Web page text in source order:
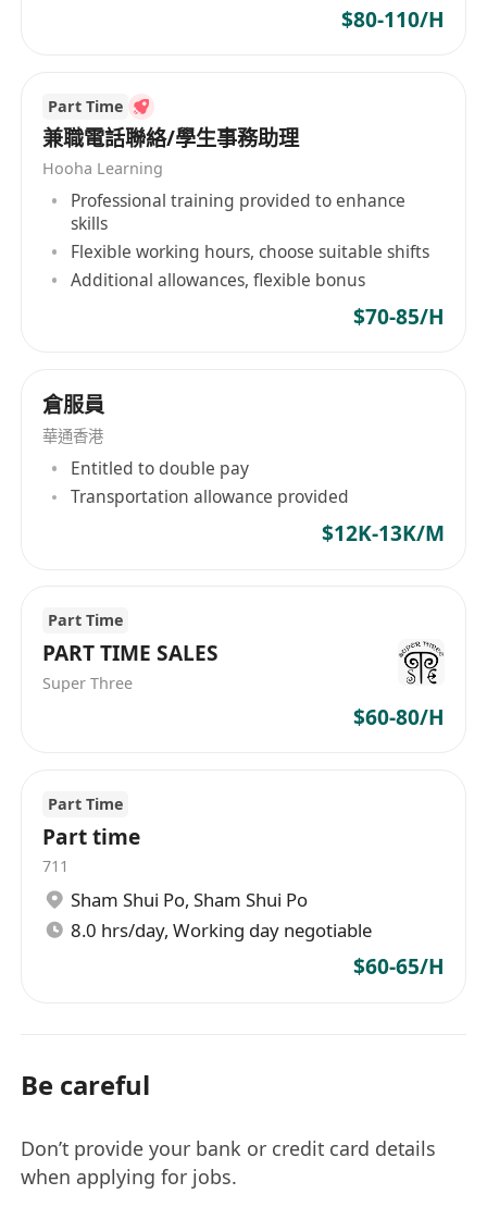
• 熱情接待顧客，提供專業的穿搭建議
績效指標
• 確保店鋪陳列美觀、貨品充足、擺放有序，營造舒
適購物環境
• 積極參與店鋪促銷活動推廣，提升品牌影響力及店
舖銷售額 要求：
• 中五或以上程度
• 對銷售工作充滿熱情，具備強烈的服務意識與銷售
• 能操流利廣東話， 略懂普通話及英語者優先考慮
• 有銷售相關工作經驗者優先
查詢及申請辦法： 請 whatsapp******
(申請人提供之全部資料絕對保密及只作招聘之用)
$80-110/H
Part Time
兼職電話聯絡/學生事務助理
Hooha Learning
Professional training provided to enhance
skills
Flexible working hours, choose suitable shifts
Additional allowances, flexible bonus
$70-85/H
倉服員
華通香港
Entitled to double pay
Transportation allowance provided
$12K-13K/M
Part Time
PART TIME SALES
Super Three
$60-80/H
Part Time
Part time
711
Sham Shui Po, Sham Shui Po
8.0 hrs/day, Working day negotiable
$60-65/H
Be careful
Don’t provide your bank or credit card details
when applying for jobs.